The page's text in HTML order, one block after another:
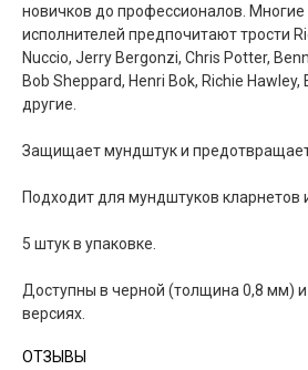
новичков до профессионалов.
исполнителей предпочитают трости
Nuccio, Jerry Bergonzi, Chris Potter,
Bob Sheppard, Henri Bok, Richie
другие.
Защищает мундштук и
Подходит для мундштуков кларнетов
5 штук в упаковке.
Доступны в черной (толщина 0,8 мм)
версиях.
ОТЗЫВЫ